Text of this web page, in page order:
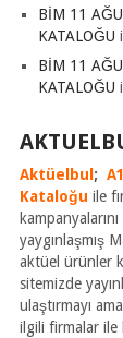
BİM 11
KATALOĞU
BİM 11
KATALOĞU
Aktüelbul ;
Kataloğu ile
yaygınlaşmış
aktüel ürünler
sitemizde
ulaştırmayı
ilgili firmalar ile